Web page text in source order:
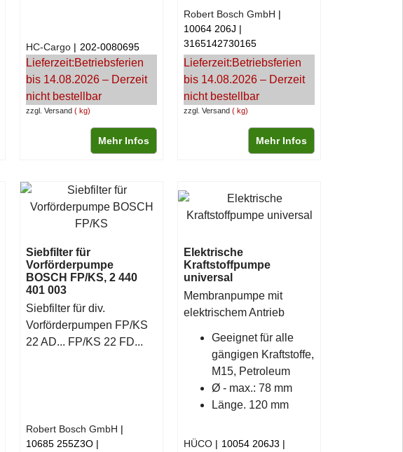
zzgl. Versand kg
HC-Cargo 202-0080695
Lieferzeit:Betriebsferien
bis 14.08.2026 – Derzeit
nicht bestellbar
Mehr Infos
zzgl. Versand kg
Robert Bosch GmbH
10064 206J
3165142730165
Lieferzeit:Betriebsferien
bis 14.08.2026 – Derzeit
nicht bestellbar
Mehr Infos
Siebfilter für
Vorförderpumpe
BOSCH FP/KS, 2 440
401 003
Siebfilter für div.
Vorförderpumpen FP/KS
22 AD... FP/KS 22 FD...
Robert Bosch GmbH
10685 255Z3O
Elektrische
Kraftstoffpumpe
universal
Membranpumpe mit
elektrischem Antrieb
Geeignet für alle
gängigen Kraftstoffe,
M15, Petroleum
Ø - max.: 78 mm
Länge. 120 mm
HÜCO
10054 206J3